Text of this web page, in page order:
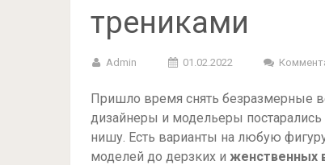
трениками
Admin 01.02.2022
Пришло время снять безразмерные
дизайнеры и модельеры
нишу. Есть варианты на любую
моделей до дерзких и женственных